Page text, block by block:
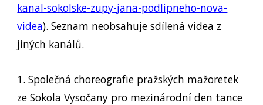
kanal-sokolske-zupy-jana-podlipneho-nova-
videa). Seznam neobsahuje sdílená videa z
jiných kanálů.
1. Společná choreografie pražských mažoretek
ze Sokola Vysočany pro mezinárodní den tance